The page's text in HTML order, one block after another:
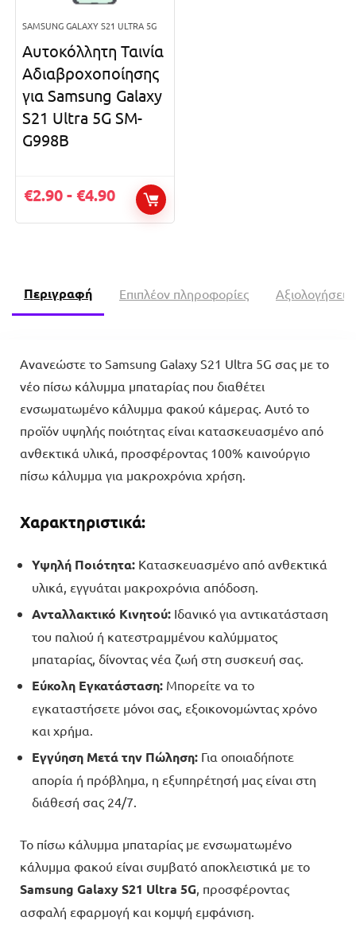
SAMSUNG GALAXY S21 ULTRA 5G
Αυτοκόλλητη Ταινία
Αδιαβροχοποίησης
για Samsung Galaxy
S21 Ultra 5G SM-
G998B
€2.90- €4.90
Περιγραφή Επιπλέον πληροφορίες Αξιολογήσεις
Ανανεώστε το Samsung Galaxy S21 Ultra 5G σας με το
νέο πίσω κάλυμμα μπαταρίας που διαθέτει
ενσωματωμένο κάλυμμα φακού κάμερας. Αυτό το
προϊόν υψηλής ποιότητας είναι κατασκευασμένο από
ανθεκτικά υλικά, προσφέροντας 100% καινούργιο
πίσω κάλυμμα για μακροχρόνια χρήση.
Χαρακτηριστικά:
Υψηλή Ποιότητα:Κατασκευασμένο από ανθεκτικά
υλικά, εγγυάται μακροχρόνια απόδοση.
Ανταλλακτικό Κινητού:Ιδανικό για αντικατάσταση
του παλιού ή κατεστραμμένου καλύμματος
μπαταρίας, δίνοντας νέα ζωή στη συσκευή σας.
Εύκολη Εγκατάσταση:Μπορείτε να το
εγκαταστήσετε μόνοι σας, εξοικονομώντας χρόνο
και χρήμα.
Εγγύηση Μετά την Πώληση:Για οποιαδήποτε
απορία ή πρόβλημα, η εξυπηρέτησή μας είναι στη
διάθεσή σας 24/7.
Το πίσω κάλυμμα μπαταρίας με ενσωματωμένο
κάλυμμα φακού είναι συμβατό αποκλειστικά με το
Samsung Galaxy S21 Ultra 5G, προσφέροντας
ασφαλή εφαρμογή και κομψή εμφάνιση.